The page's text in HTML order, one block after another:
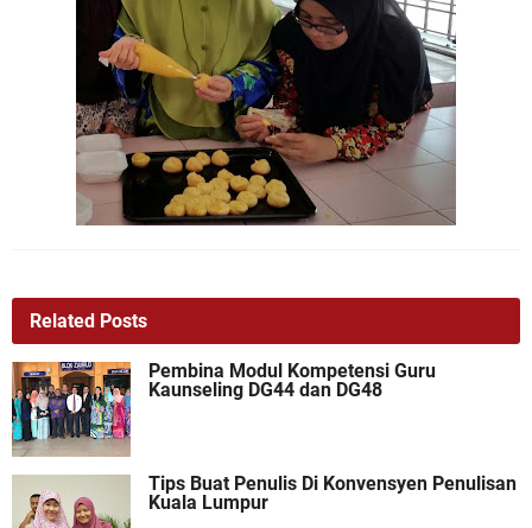
Related Posts
Pembina Modul Kompetensi Guru
Kaunseling DG44 dan DG48
Tips Buat Penulis Di Konvensyen Penulisan
Kuala Lumpur